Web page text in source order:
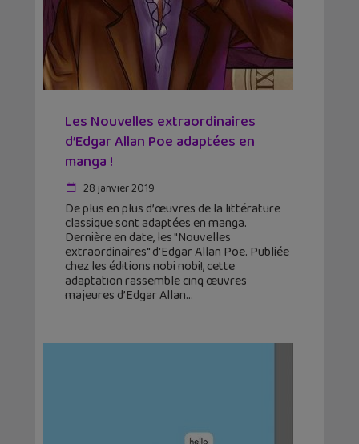
Les Nouvelles extraordinaires
d’Edgar Allan Poe adaptées en
manga !
28 janvier 2019
De plus en plus d’œuvres de la littérature
classique sont adaptées en manga.
Dernière en date, les "Nouvelles
extraordinaires" d'Edgar Allan Poe. Publiée
chez les éditions nobi nobi!, cette
adaptation rassemble cinq œuvres
majeures d’Edgar Allan